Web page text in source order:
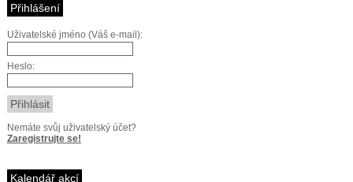
Přihlášení
Uživatelské jméno (Váš e-mail):
Heslo:
Nemáte svůj uživatelský účet?
Zaregistrujte se!
Kalendář akcí